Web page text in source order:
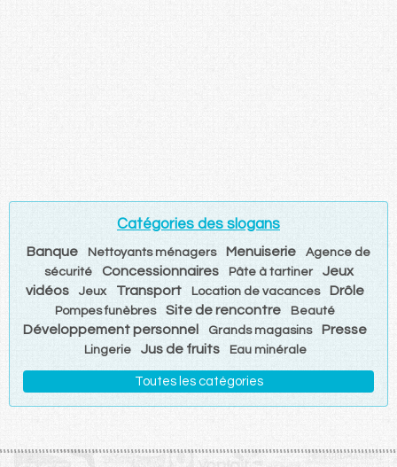
Catégories des slogans
Banque Nettoyants ménagers Menuiserie
Agence de
sécurité
Concessionnaires Pâte à tartiner
Jeux
vidéos
Jeux Transport Location de vacances Drôle
Pompes funèbres Site de rencontre Beauté
Développement personnel Grands magasins Presse
Lingerie Jus de fruits Eau minérale
Toutes les catégories